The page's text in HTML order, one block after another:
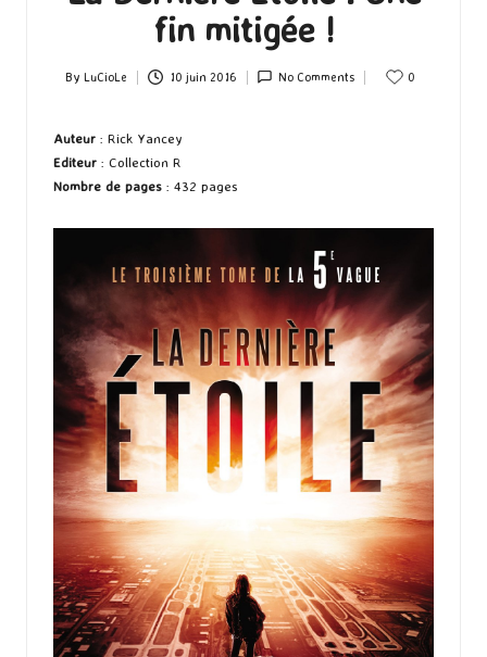
fin mitigée !
Posted
By LuCioLe 10 juin 2016 No Comments 0
Auteur : Rick Yancey
Editeur : Collection R
Nombre de pages : 432 pages